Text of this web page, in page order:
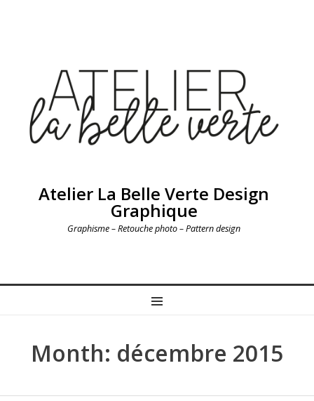
Atelier La Belle Verte Design
Graphique
Graphisme – Retouche photo – Pattern design
MENU
Month: décembre 2015